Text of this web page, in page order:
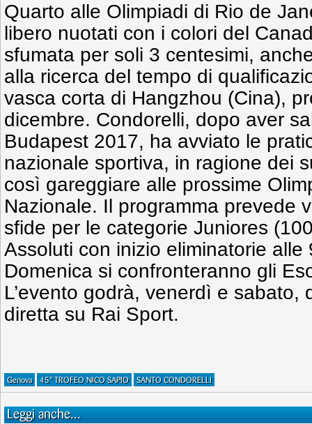
Quarto alle Olimpiadi di Rio de
libero nuotati con i colori del
sfumata per soli 3 centesimi,
alla ricerca del tempo di
vasca corta di Hangzhou (Cina),
dicembre. Condorelli, dopo aver
Budapest 2017, ha avviato le
nazionale sportiva, in ragione dei
così gareggiare alle prossime
Nazionale. Il programma prevede
sfide per le categorie Juniores
Assoluti con inizio eliminatorie
Domenica si confronteranno gli
L’evento godrà, venerdì e sabato,
diretta su Rai Sport.
Genova 45° TROFEO NICO SAPIO SANTO CONDORELLI
Leggi anche...